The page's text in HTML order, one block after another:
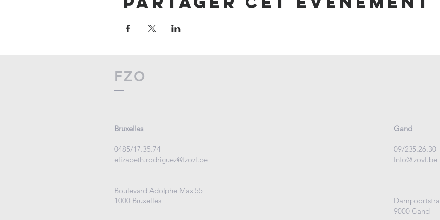
FZO
Bruxelles
0485/17.35.74
elizabeth.rodriguez@fzovl.be
Boulevard Adolphe Max 55
1000 Bruxelles
Gand
09/235.26.30
Info@fzovl.be
9000 Gand